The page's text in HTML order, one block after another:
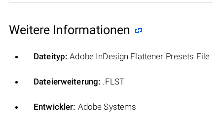
Weitere Informationen
Dateityp: Adobe InDesign Flattener Presets File
Dateierweiterung: .FLST
Entwickler: Adobe Systems